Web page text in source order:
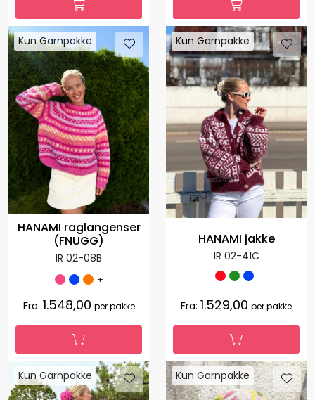
Kun Garnpakke
HANAMI raglangenser
(FNUGG)
IR 02-08B
+
Fra: 1.548,00 per pakke
Kun Garnpakke
HANAMI jakke
IR 02-41C
Fra: 1.529,00 per pakke
Kun Garnpakke Kun Garnpakke